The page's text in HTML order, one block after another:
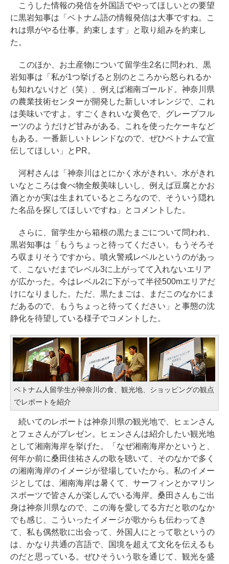
こうした情報の発信を外国語でやってほしいとの要望
に黒岩知事は「ベトナム語の情報発信は大事ですね。こ
れは県がやる仕事。約束します」と取り組みを約束し
た。
このほか、お土産物について留学生2名に問われ、黒
岩知事は「私が1つ挙げると別のところから怒られるか
も知れないけど（笑）、例えば湘南ゴールド。神奈川県
の農業技術センターが開発した新しいオレンジで、これ
は美味いですよ。すごくきれいな黄色で、グレープフル
ーツのようだけど甘みがある。これを使ったケーキなど
もある。一番新しいトレンドなので、ぜひベトナムで宣
伝してほしい」とPR。
河村さんは「神奈川はとにかく水がきれい。水がきれ
いなところは食べ物全般美味しいし、例えば豆腐とかお
酒とかが実は生まれているところなので、そういう隠れ
た名品を探してほしいですね」とコメントした。
さらに、留学生から箱根の黒たまごについて問われ、
黒岩知事は「もうちょっと待ってください。もうそろそ
ろ収まりそうですから。噴火警戒レベルというのがあっ
て、こないだまでレベル3に上がってて入れないエリア
が広かった。今はレベル2に下がって半径500mエリアだ
けになりました。ただ、黒たまごは、まだこのなかにま
だあるので、もうちょっと待ってください」と事態の沈
静化を待望している様子でコメントした。
ベトナム人留学生が神奈川の食、観光地、ショッピングの観点
でレポートを紹介
続いてのレポートは神奈川県の観光地で、ヒェンさん
とフェさんがプレゼン。ヒェンさんは紹介したい観光地
として湘南海岸を挙げた。「なぜ湘南海岸かというと、
何年か前に桑田佳祐さんの歌を聴いて、そのなかで多く
の湘南海岸のイメージが登場していたから。私のイメー
ジとしては、湘南海岸は暑くて、サーフィンとかマリン
スポーツで皆さんが楽しんでいる海岸。桑田さんもご出
身は神奈川県なので、この海を愛してる方だと歌のなか
でも感じ、こういったイメージが歌からも伝わってき
て、私も偶然歌に出会って、外国人にとって歌というの
は、かなり共通の言語で、国境を超えて文化を伝えるも
のだと思っている。ぜひそういう歌を通じて、観光を盛